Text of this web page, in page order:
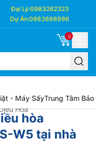
Đại Lý:0983262323
Dự Án:0983666996
0
- Máy SấyTrung Tâm Bảo
Hòa
hòa
W5 tại nhà